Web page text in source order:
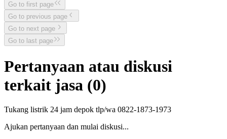
Go to first page
Go to previous page
Go to next page
Go to last page
Pertanyaan atau diskusi
terkait jasa (0)
Tukang listrik 24 jam depok tlp/wa 0822-1873-1973
Ajukan pertanyaan dan mulai diskusi...